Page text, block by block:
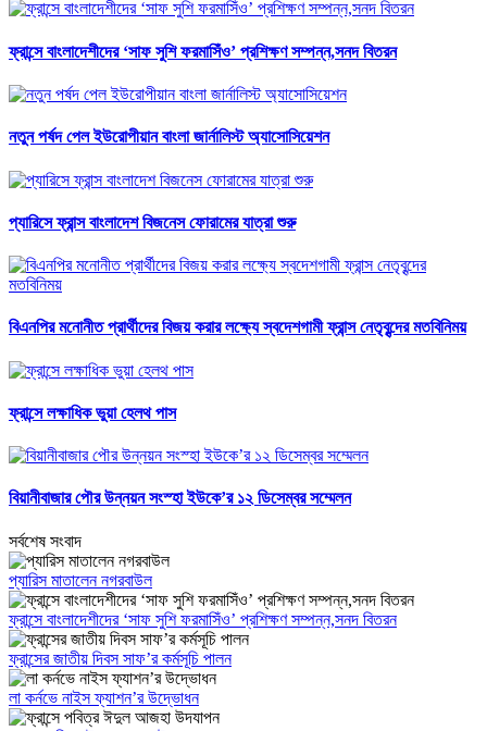
ফ্রান্সে বাংলাদেশীদের ‘সাফ সুশি ফরমাসিঁও’ প্রশিক্ষণ সম্পন্ন,সনদ বিতরন
নতুন পর্ষদ পেল ইউরোপীয়ান বাংলা জার্নালিস্ট অ্যাসোসিয়েশন
প্যারিসে ফ্রান্স বাংলাদেশ বিজনেস ফোরামের যাত্রা শুরু
বিএনপির মনোনীত প্রার্থীদের বিজয় করার লক্ষ্যে স্বদেশগামী ফ্রান্স নেতৃবৃন্দের মতবিনিময়
ফ্রান্সে লক্ষাধিক ভুয়া হেলথ পাস
বিয়ানীবাজার পৌর উন্নয়ন সংস্হা ইউকে’র ১২ ডিসেম্বর সম্মেলন
সর্বশেষ সংবাদ
প্যারিস মাতালেন নগরবাউল
ফ্রান্সে বাংলাদেশীদের ‘সাফ সুশি ফরমাসিঁও’ প্রশিক্ষণ সম্পন্ন,সনদ বিতরন
ফ্রান্সের জাতীয় দিবস সাফ’র কর্মসূচি পালন
লা কর্নভে নাইস ফ্যাশন’র উদ্ভোধন